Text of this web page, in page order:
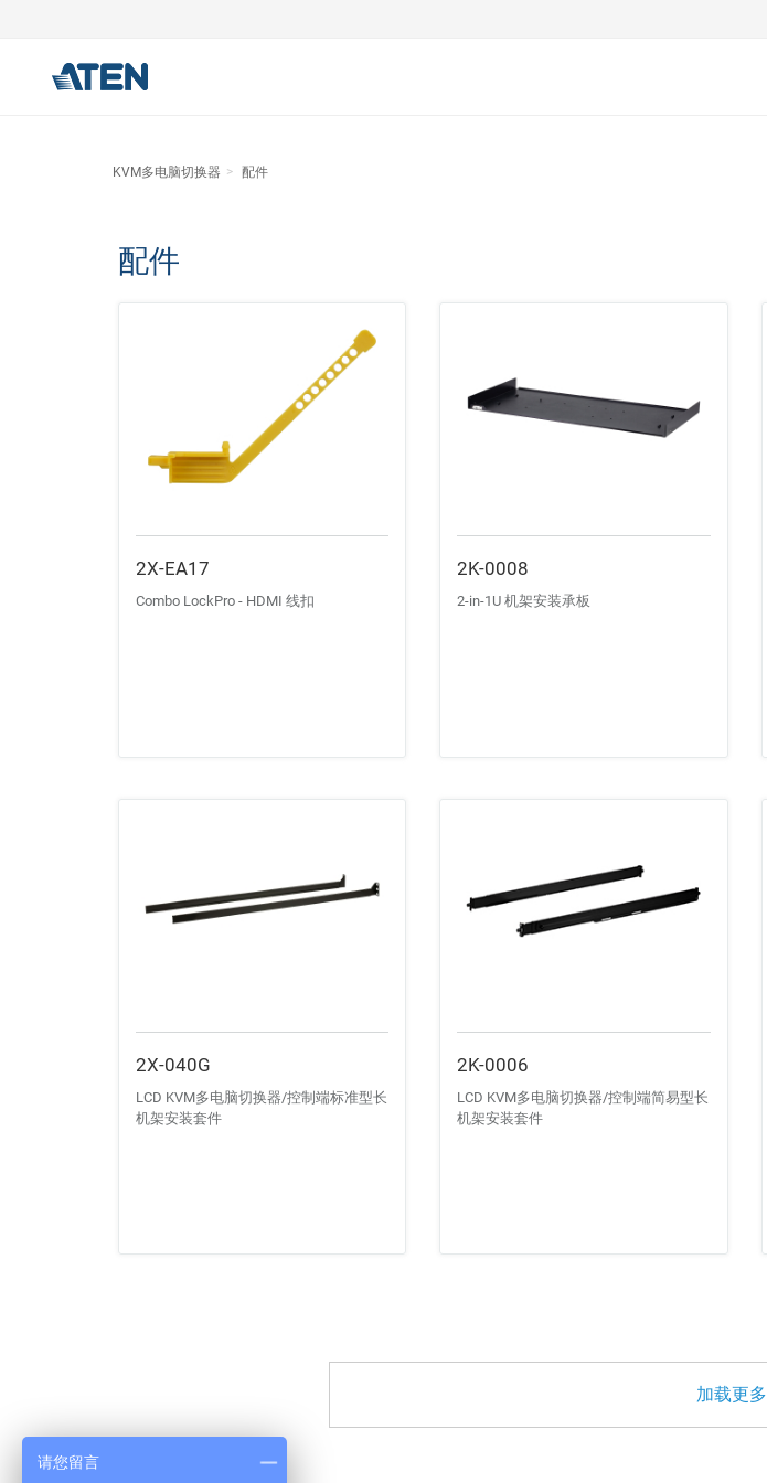
KVM多电脑切换器 配件
配件
2X-EA17
Combo LockPro - HDMI 线扣
2K-0008
2-in-1U 机架安装承板
2X-040G
LCD KVM多电脑切换器/控制端标准型长
机架安装套件
2K-0006
LCD KVM多电脑切换器/控制端简易型长
机架安装套件
加载更多
请您留言